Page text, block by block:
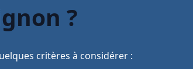
?
critères à considérer :